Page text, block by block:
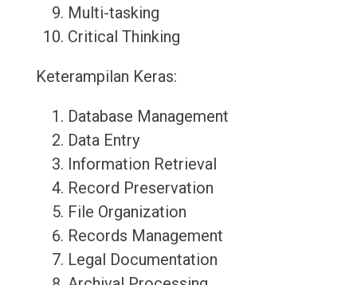
Multi-tasking
Critical Thinking
Keterampilan Keras:
Database Management
Data Entry
Information Retrieval
Record Preservation
File Organization
Records Management
Legal Documentation